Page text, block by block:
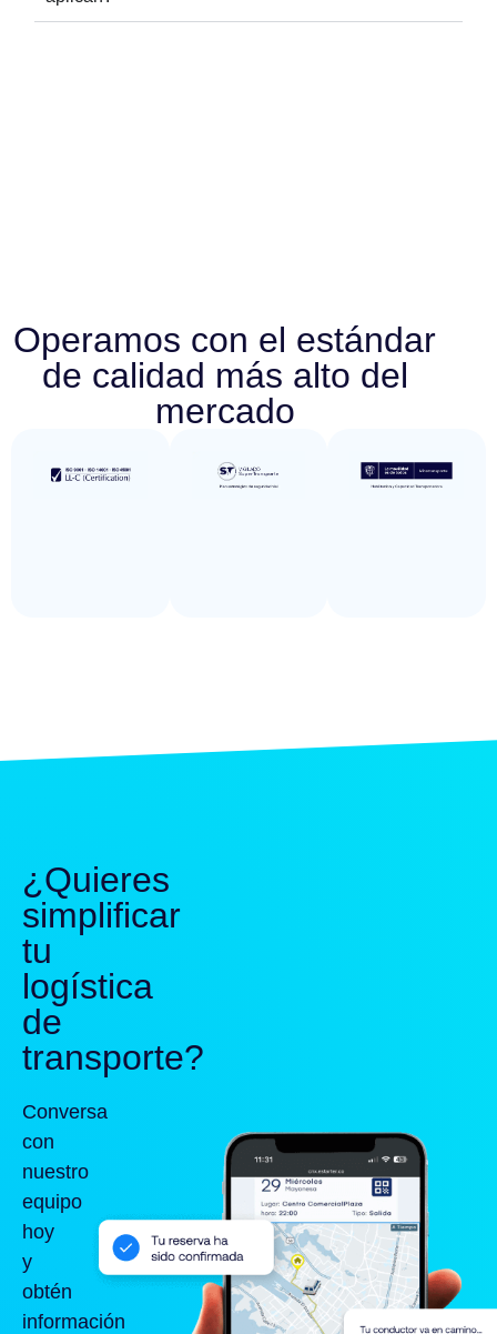
Operamos con el estándar
de calidad más alto del
mercado
¿Quieres
simplificar
tu
logística
de
transporte?
Conversa
con
nuestro
equipo
hoy
y
obtén
información